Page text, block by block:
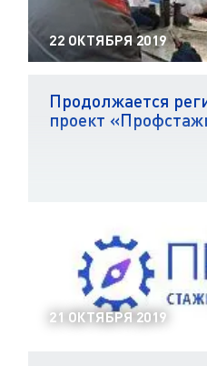
22 ОКТЯБРЯ 2019
Продолжается
проект
21 ОКТЯБРЯ 2019